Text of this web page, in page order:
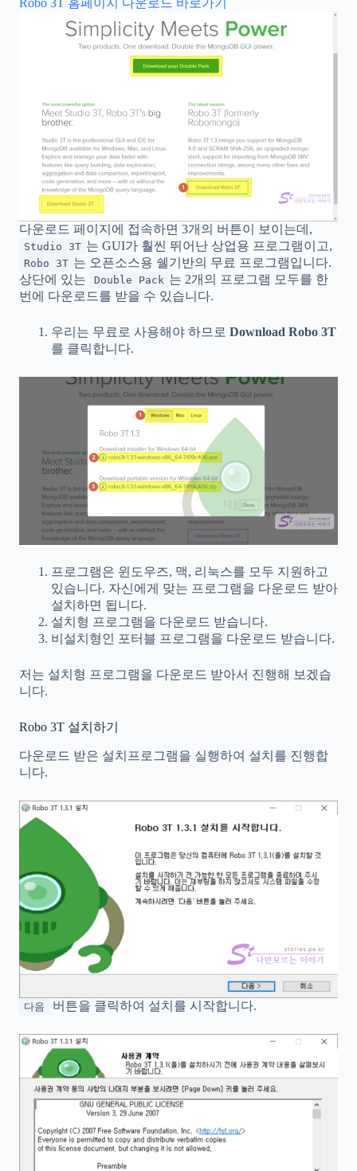
다운로드 페이지에 접속하면 3개의 버튼이 보이는데,
Studio 3T 는 GUI가 훨씬 뛰어난 상업용 프로그램이고,
Robo 3T 는 오픈소스용 쉘기반의 무료 프로그램입니다.
상단에 있는
Double Pack 는 2개의 프로그램 모두를 한
번에 다운로드를 받을 수 있습니다.
우리는 무료로 사용해야 하므로 Download Robo 3T
를 클릭합니다.
프로그램은 윈도우즈, 맥, 리눅스를 모두 지원하고
있습니다. 자신에게 맞는 프로그램을 다운로드 받아
설치하면 됩니다.
설치형 프로그램을 다운로드 받습니다.
비설치형인 포터블 프로그램을 다운로드 받습니다.
저는 설치형 프로그램을 다운로드 받아서 진행해 보겠습
니다.
Robo 3T 설치하기
다운로드 받은 설치프로그램을 실행하여 설치를 진행합
니다.
다음 버튼을 클릭하여 설치를 시작합니다.